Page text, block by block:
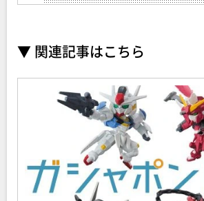
▼ 関連記事はこちら